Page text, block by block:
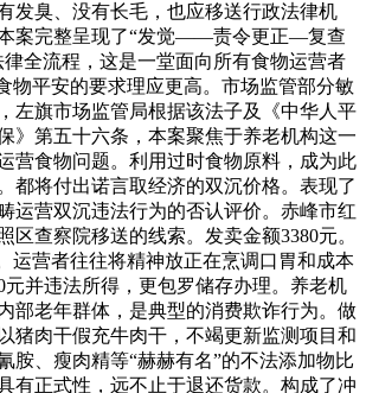
发臭、没有长毛，也应移送行政法律机
案完整呈现了“发觉——责令更正—复查
全流程，这是一堂面向所有食物运营者
物平安的要求理应更高。市场监管部分敏
左旗市场监管局根据该法子及《中华人平
》第五十六条，本案聚焦于养老机构这一
营食物问题。利用过时食物原料，成为此
都将付出诺言取经济的双沉价格。表现了
运营双沉违法行为的否认评价。赤峰市红
区查察院移送的线索。发卖金额3380元。
运营者往往将精神放正在烹调口胃和成本
元并违法所得，更包罗储存办理。养老机
部老年群体，是典型的消费欺诈行为。做
猪肉干假充牛肉干，不竭更新监测项目和
胺、瘦肉精等“赫赫有名”的不法添加物比
有正式性，远不止于退还货款。构成了冲